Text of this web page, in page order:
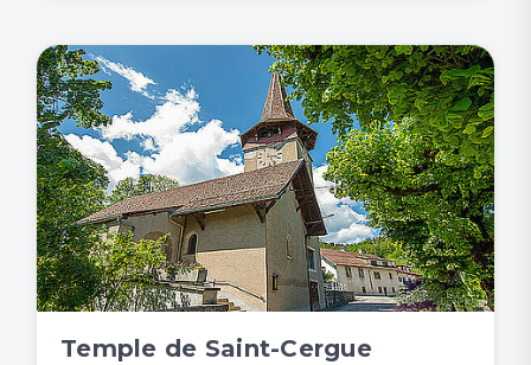
Temple de Saint-Cergue